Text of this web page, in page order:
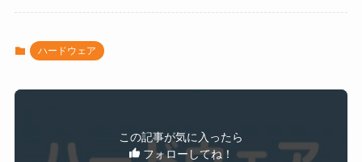
ハードウェア
この記事が気に入ったら
フォローしてね！